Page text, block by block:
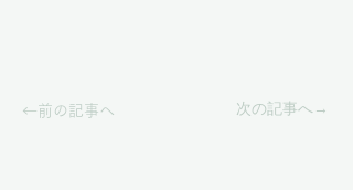
←前の記事へ 次の記事へ→